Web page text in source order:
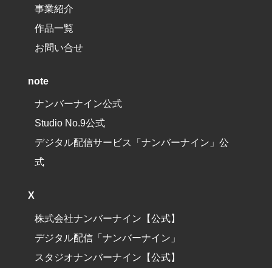
事業紹介
作品一覧
お問い合せ
note
ナンバーナイン公式
Studio No.9公式
デジタル配信サービス「ナンバーナイン」公
式
X
株式会社ナンバーナイン【公式】
デジタル配信「ナンバーナイン」
スタジオナンバーナイン【公式】